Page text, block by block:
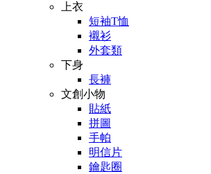
上衣
短袖T恤
襯衫
外套類
下身
長褲
文創小物
貼紙
拼圖
手帕
明信片
鑰匙圈